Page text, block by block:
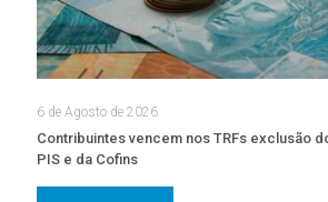
6 de Agosto de 2026
Contribuintes vencem nos TRFs exclusão
PIS e da Cofins